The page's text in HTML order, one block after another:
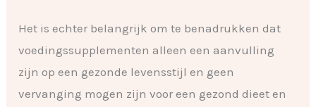
Het is echter belangrijk om te benadrukken dat
voedingssupplementen alleen een aanvulling
zijn op een gezonde levensstijl en geen
vervanging mogen zijn voor een gezond dieet en